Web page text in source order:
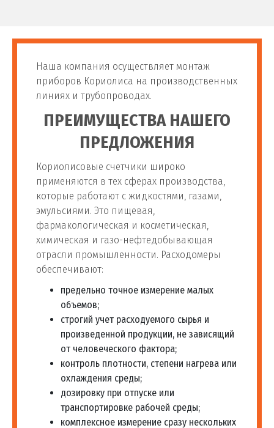
Наша компания осуществляет монтаж
приборов Кориолиса на производственных
линиях и трубопроводах.
ПРЕИМУЩЕСТВА НАШЕГО
ПРЕДЛОЖЕНИЯ
Кориолисовые счетчики широко
применяются в тех сферах производства,
которые работают с жидкостями, газами,
эмульсиями. Это пищевая,
фармакологическая и косметическая,
химическая и газо-нефтедобывающая
отрасли промышленности. Расходомеры
обеспечивают:
предельно точное измерение малых
объемов;
строгий учет расходуемого сырья и
произведенной продукции, не зависящий
от человеческого фактора;
контроль плотности, степени нагрева или
охлаждения среды;
дозировку при отпуске или
транспортировке рабочей среды;
комплексное измерение сразу нескольких